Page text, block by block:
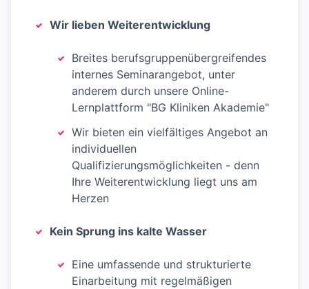
Wir lieben Weiterentwicklung
Breites berufsgruppenübergreifendes
internes Seminarangebot, unter
anderem durch unsere Online-
Lernplattform "BG Kliniken Akademie"
Wir bieten ein vielfältiges Angebot an
individuellen
Qualifizierungsmöglichkeiten - denn
Ihre Weiterentwicklung liegt uns am
Herzen
Kein Sprung ins kalte Wasser
Eine umfassende und strukturierte
Einarbeitung mit regelmäßigen